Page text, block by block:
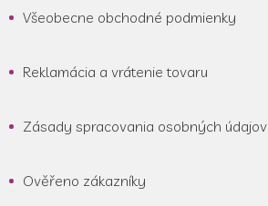
Všeobecne obchodné podmienky
Reklamácia a vrátenie tovaru
Zásady spracovania osobných údajov
Ověřeno zákazníky